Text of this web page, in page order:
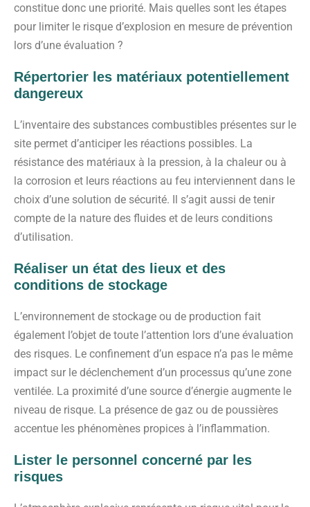
constitue donc une priorité. Mais quelles sont les étapes
pour limiter le risque d’explosion en mesure de prévention
lors d’une évaluation ?
Répertorier les matériaux potentiellement
dangereux
L’inventaire des substances combustibles présentes sur le
site permet d’anticiper les réactions possibles. La
résistance des matériaux à la pression, à la chaleur ou à
la corrosion et leurs réactions au feu interviennent dans le
choix d’une solution de sécurité. Il s’agit aussi de tenir
compte de la nature des fluides et de leurs conditions
d’utilisation.
Réaliser un état des lieux et des
conditions de stockage
L’environnement de stockage ou de production fait
également l’objet de toute l’attention lors d’une évaluation
des risques. Le confinement d’un espace n’a pas le même
impact sur le déclenchement d’un processus qu’une zone
ventilée. La proximité d’une source d’énergie augmente le
niveau de risque. La présence de gaz ou de poussières
accentue les phénomènes propices à l’inflammation.
Lister le personnel concerné par les
risques